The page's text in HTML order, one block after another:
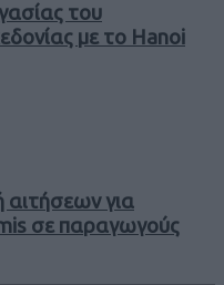
του
με το Hanoi
για
σε παραγωγούς